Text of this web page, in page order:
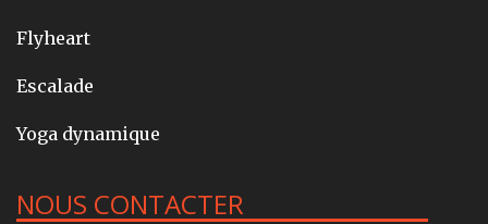
Flyheart
Escalade
Yoga dynamique
NOUS CONTACTER